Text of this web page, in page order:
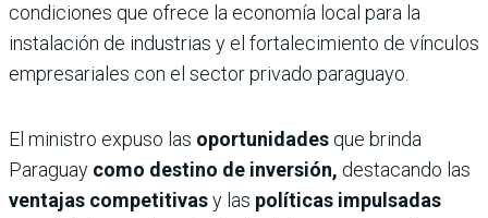
condiciones que ofrece la economía local para la
instalación de industrias y el fortalecimiento de vínculos
empresariales con el sector privado paraguayo.
El ministro expuso las oportunidades que brinda
Paraguay como destino de inversión, destacando las
ventajas competitivasy las políticas impulsadas